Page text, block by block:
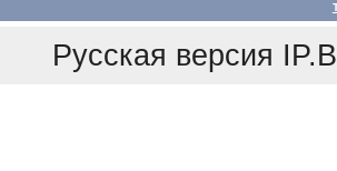
Русская версия